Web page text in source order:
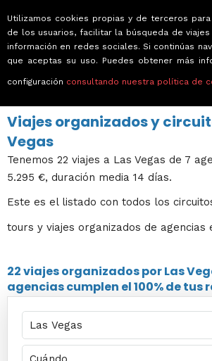
← Volver a Circuitos por Estados Unidos
Viajes organizados y
Vegas
Tenemos 22 viajes a Las Vegas de 7
5.295 €, duración media 14 días.
Este es el listado con todos los
tours y viajes organizados de agencias
22 viajesorganizados por Las
agenciascumplen el 100% de tus
Utilizamos cookies propias y de terceros para
de los usuarios, facilitar la búsqueda de
información en redes sociales. Si continúas
que aceptas su uso. Puedes obtener más
configuración consultando nuestra política de